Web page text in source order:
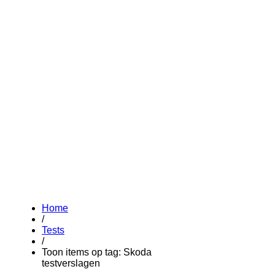
Home
/
Tests
/
Toon items op tag: Skoda
testverslagen